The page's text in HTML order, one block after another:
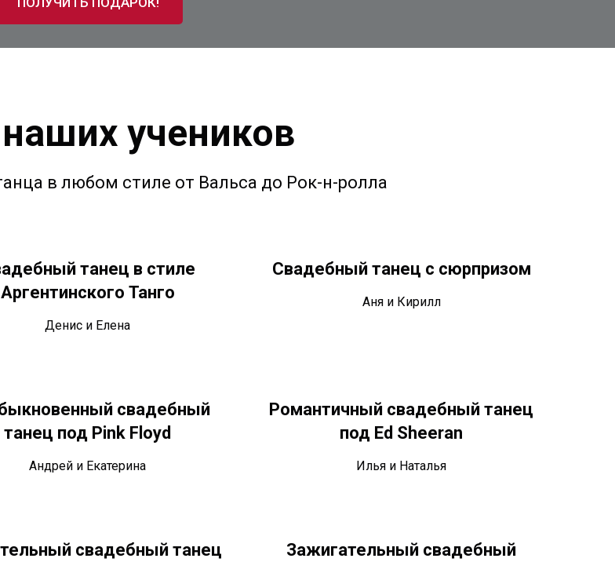
учеников
в любом стиле от Вальса до Рок-н-ролла
танец в стиле
Аргентинского Танго
Денис и Елена
Свадебный танец с сюрпризом
Аня и Кирилл
свадебный
танец под Pink Floyd
Андрей и Екатерина
Романтичный свадебный танец
под Ed Sheeran
Илья и Наталья
свадебный танец
Зажигательный свадебный